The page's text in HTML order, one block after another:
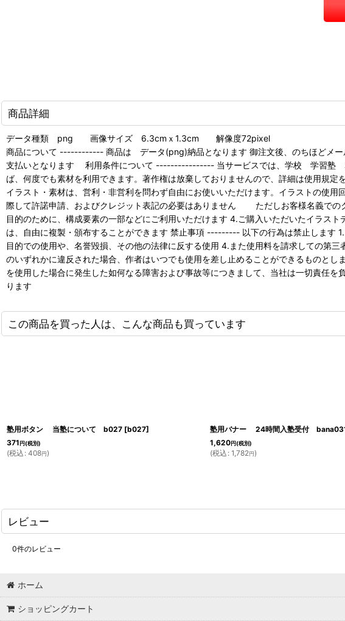
商品詳細
データ種類 png 画像サイズ 6.3cmｘ1.3cm 解像度72pixel
商品について ------------ 商品は データ(png)納品となります 御注文後、のちほど
支払いとなります 利用条件について ---------------- 当サービスでは、学校 学習塾 な
ば、何度でも素材を利用できます。著作権は放棄しておりませんので、詳細は使用規
イラスト・素材は、営利・非営利を問わず自由にお使いいただけます。イラストの使
際して許諾申請、およびクレジット表記の必要はありません ただしお客様名義での
目的のために、構成要素の一部などにご利用いただけます 4.ご購入いただいたイラス
は、自由に複製・頒布することができます 禁止事項 --------- 以下の行為は禁止します
目的での使用や、名誉毀損、その他の法律に反する使用 4.また使用料を請求しての第
のいずれかに違反された場合、作者はいつでも使用を差し止めることができるものと
を使用した場合に発生した如何なる障害および事故等につきまして、当社は一切責任
ります
この商品を買った人は、こんな商品も買っています
塾用ボタン 当塾について b027 [b027]
371円(税別)
(税込 : 408円)
塾用バナー 24時間入塾受付
1,620円(税別)
(税込 : 1,782円)
レビュー
0件のレビュー
ホーム
ショッピングカート